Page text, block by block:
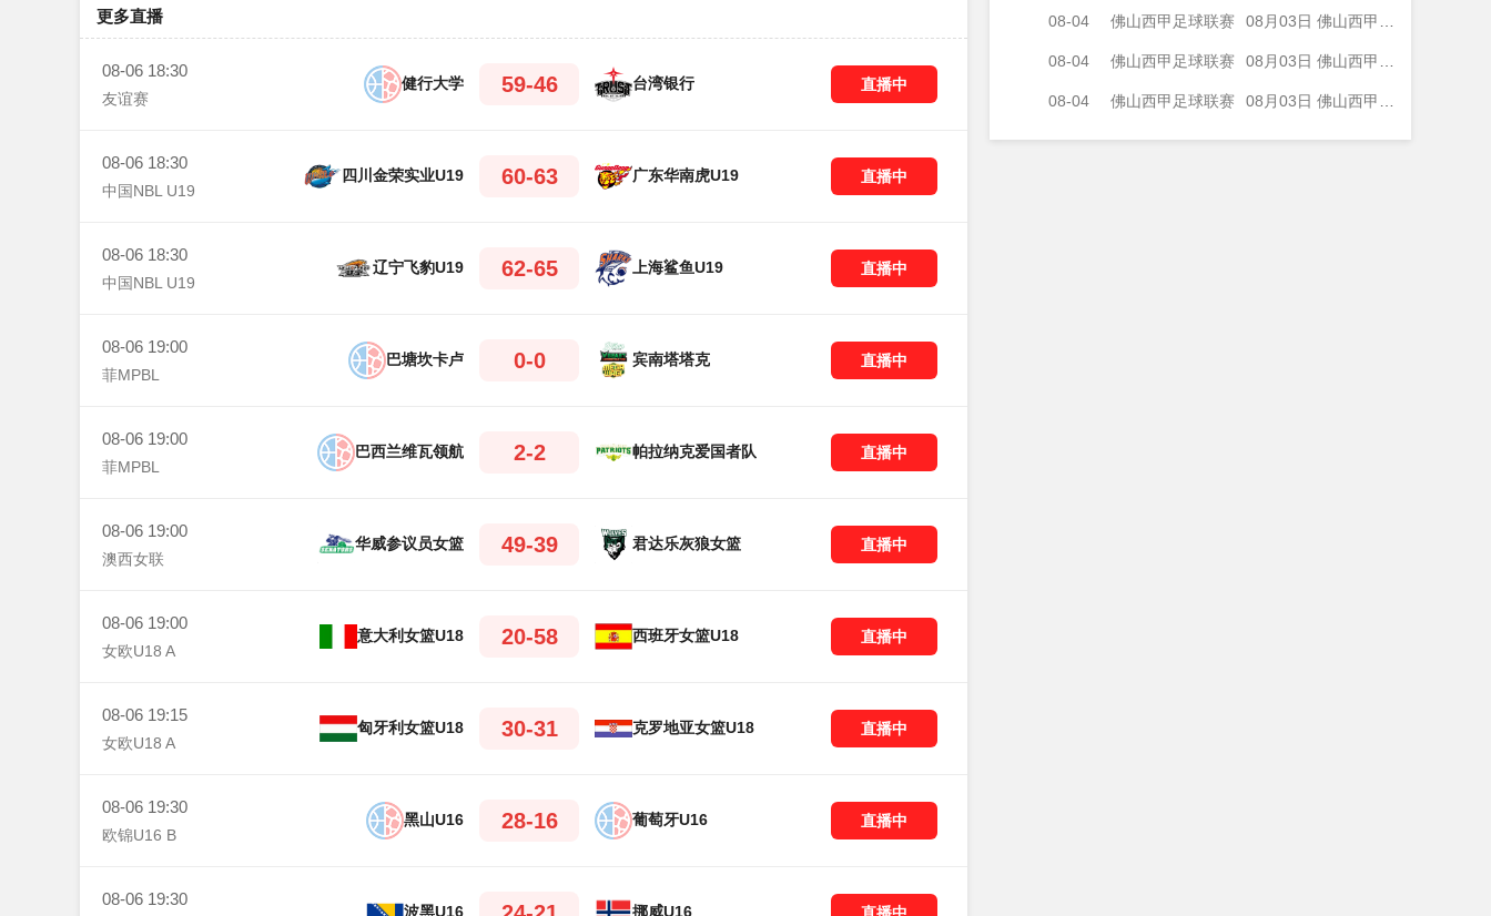
更多直播
08-06 18:30
友谊赛
健行大学 59-46 台湾银行 直播中
08-06 18:30
中国NBL U19
四川金荣实业U19 60-63 广东华南虎U19 直播中
08-06 18:30
中国NBL U19
辽宁飞豹U19 62-65 上海鲨鱼U19 直播中
08-06 19:00
菲MPBL
巴塘坎卡卢 0-0 宾南塔塔克 直播中
08-06 19:00
菲MPBL
巴西兰维瓦领航 2-2 帕拉纳克爱国者队 直播中
08-06 19:00
澳西女联
华威参议员女篮 49-39 君达乐灰狼女篮 直播中
08-06 19:00
女欧U18 A
意大利女篮U18 20-58 西班牙女篮U18 直播中
08-06 19:15
女欧U18 A
匈牙利女篮U18 30-31 克罗地亚女篮U18 直播中
08-06 19:30
欧锦U16 B
黑山U16 28-16 葡萄牙U16 直播中
08-06 19:30
波黑U16 挪威U16
08-04 佛山西甲足球联赛 08月03日 佛山西甲足球联赛32强淘汰赛 广东凤铝 VS 湛江八部科技 全场录像
08-04 佛山西甲足球联赛 08月03日 佛山西甲足球联赛32强淘汰赛 广州蜀地红 VS 广州戴拿模 全场录像
08-04 佛山西甲足球联赛 08月03日 佛山西甲足球联赛32强淘汰赛 三水乐民兴健力宝 VS 中国澳门澳科精英 全场录像